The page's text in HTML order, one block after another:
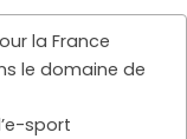
la France
le domaine de
sport